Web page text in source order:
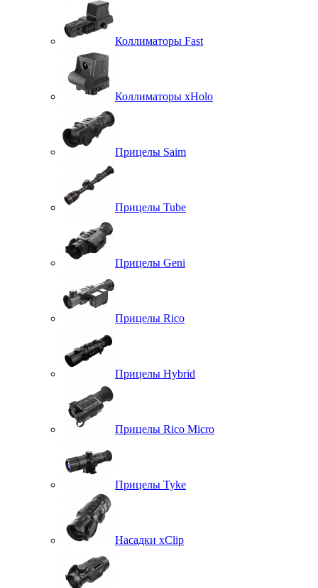
Коллиматоры Fast
Коллиматоры xHolo
Прицелы Saim
Прицелы Tube
Прицелы Geni
Прицелы Rico
Прицелы Hybrid
Прицелы Rico Micro
Прицелы Tyke
Насадки xClip